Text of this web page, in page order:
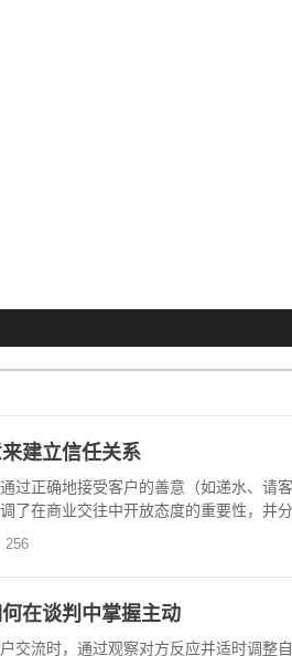
建立信任关系
过正确地接受客户的善意（如递水、请
了在商业交往中开放态度的重要性，并
256
在谈判中掌握主动
交流时，通过观察对方反应并适时调整